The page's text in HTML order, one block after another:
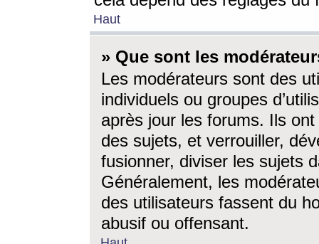
Haut
» Que sont les
Les modérateurs sont des
individuels ou groupes
après jour les forums. Ils ont
des sujets, et verrouiller,
fusionner, diviser les sujets
Généralement, les
des utilisateurs fassent du
abusif ou offensant.